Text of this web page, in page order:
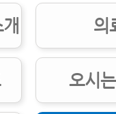
7가지 방법
을 잘 골라야
의
오시